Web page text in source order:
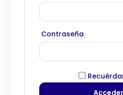
Contraseña